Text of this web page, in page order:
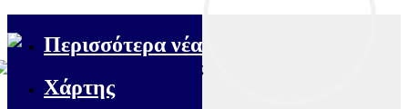
Περισσότερα νέα
Χάρτης